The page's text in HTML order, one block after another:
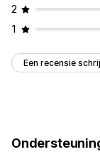
2
1
Een recensie